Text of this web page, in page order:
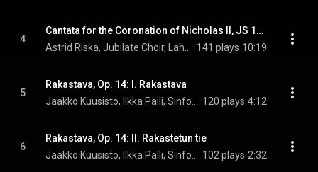
4
Cantata for the Coronation of Nicholas II, JS 104 (text by P. Cajander): II. Allegro: Oikeuden varmasa turvassa [In the sure security of justice]
141 plays 10:19
5
Rakastava, Op. 14: I. Rakastava
120 plays 4:12
6
Rakastava, Op. 14: II. Rakastetun tie
102 plays 2:32